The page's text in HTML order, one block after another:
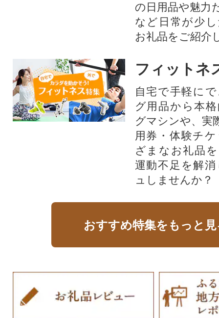
の日用品や魅力
など日常が少
お礼品をご紹介
フィットネ
自宅で手軽に
グ用品から本
グマシンや、実
用券・体験チ
ざまなお礼品
運動不足を解
ュしませんか？
おすすめ特集をもっと